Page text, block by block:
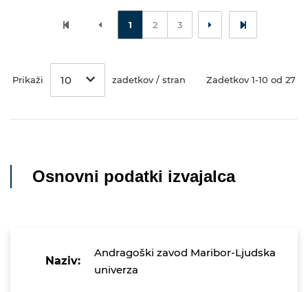
1 2 3
Prikaži 10 zadetkov / stran Zadetkov 1-10 od 27
Osnovni podatki izvajalca
Naziv:
Andragoški zavod Maribor-Ljudska
univerza